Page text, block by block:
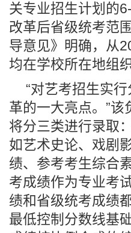
关专业招生计划的
改革后省级统考范
导意见》明确，从
均在学校所在地组织
“对艺考招生实
革的一大亮点。”
将分三类进行录取
如艺术史论、戏剧
绩、参考考生综合
考成绩作为专业考
绩和省级统考成绩
最低控制分数线基